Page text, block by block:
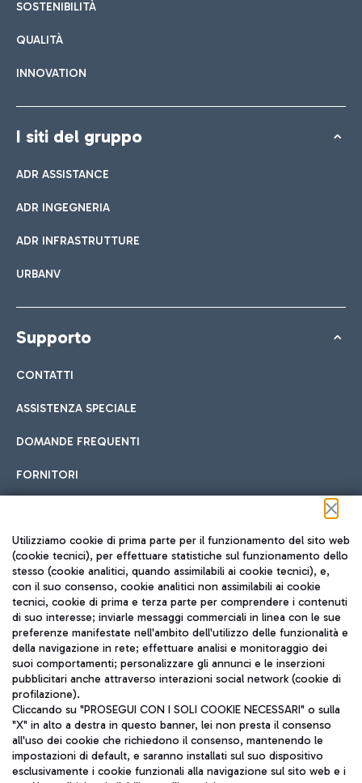
SOSTENIBILITÀ
QUALITÀ
INNOVATION
I siti del gruppo
ADR ASSISTANCE
ADR INGEGNERIA
ADR INFRASTRUTTURE
URBANV
Supporto
CONTATTI
ASSISTENZA SPECIALE
DOMANDE FREQUENTI
FORNITORI
Seguici sui social
TRAVEL JOURNAL
ITA
Utilizziamo cookie di prima parte per il funzionamento del sito web
(cookie tecnici), per effettuare statistiche sul funzionamento dello
stesso (cookie analitici, quando assimilabili ai cookie tecnici), e,
con il suo consenso, cookie analitici non assimilabili ai cookie
tecnici, cookie di prima e terza parte per comprendere i contenuti
di suo interesse; inviarle messaggi commerciali in linea con le sue
preferenze manifestate nell'ambito dell'utilizzo delle funzionalità e
della navigazione in rete; effettuare analisi e monitoraggio dei
suoi comportamenti; personalizzare gli annunci e le inserzioni
pubblicitari anche attraverso interazioni social network (cookie di
profilazione).
Cliccando su "PROSEGUI CON I SOLI COOKIE NECESSARI" o sulla
"X" in alto a destra in questo banner, lei non presta il consenso
all'uso dei cookie che richiedono il consenso, mantenendo le
impostazioni di default, e saranno installati sul suo dispositivo
esclusivamente i cookie funzionali alla navigazione sul sito web e i